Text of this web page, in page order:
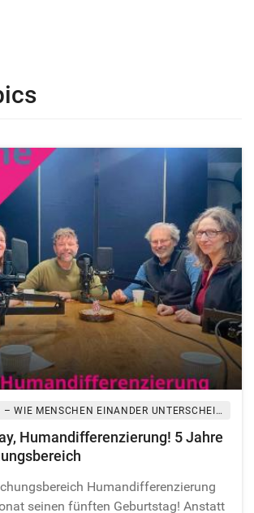
SONE & SOLCHE – WIE MENSCHEN EINANDER UNTERSCHEIDEN
Humandifferenzierung! 5 Jahre
Humandifferenzierung
seinen fünften Geburtstag! Anstatt